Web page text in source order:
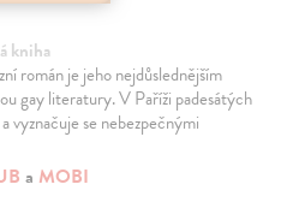
kniha
román je jeho nejdůslednějším
gay literatury. V Paříži padesátých
vyznačuje se nebezpečnými
a MOBI